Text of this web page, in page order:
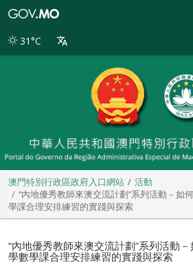
別
31°C
澳門特別行政區政府入口網站
活動
“內地優秀教師來澳交流計劃”系列活動－如
學課合理安排練習的實踐與探索
“內地優秀教師來澳交流計劃”系列活動
學數學課合理安排練習的實踐與探索